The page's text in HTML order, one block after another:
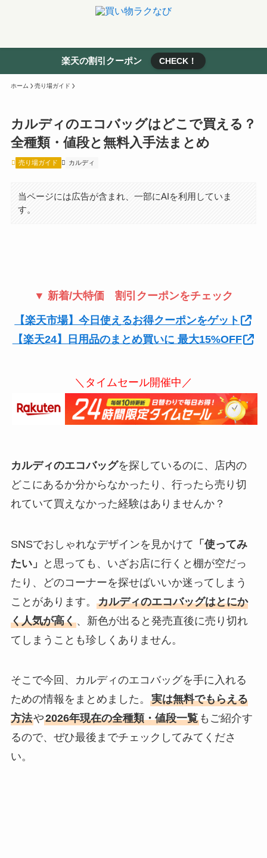
楽天の割引クーポン CHECK！
ホーム 売り場ガイド
カルディのエコバッグはどこで買える？
全種類・値段と無料入手法まとめ
売り場ガイド カルディ
当ページには広告が含まれ、一部にAIを利用していま
す。
▼ 新着/大特価 割引クーポンをチェック
【楽天市場】今日使えるお得クーポンをゲット
【楽天24】日用品のまとめ買いに 最大15%OFF
＼タイムセール開催中／
カルディのエコバッグを探しているのに、店内の
どこにあるか分からなかったり、行ったら売り切
れていて買えなかった経験はありませんか？
SNSでおしゃれなデザインを見かけて 「使ってみ
たい」
と思っても、いざお店に行くと棚が空だっ
たり、どのコーナーを探せばいいか迷ってしまう
ことがあります。 カルディのエコバッグはとにか
く人気が高く、新色が出ると発売直後に売り切れ
てしまうことも珍しくありません。
そこで今回、カルディのエコバッグを手に入れる
ための情報をまとめました。 実は無料でもらえる
方法や2026年現在の全種類・値段一覧もご紹介す
るので、ぜひ最後までチェックしてみてくださ
い。